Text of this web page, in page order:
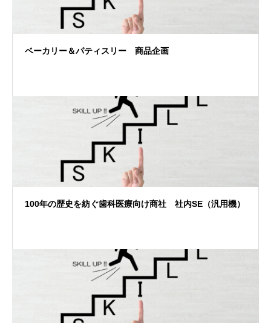
ベーカリー＆パティスリー 商品企画
100年の歴史を紡ぐ歯科医療向け商社 社内SE（汎用機）